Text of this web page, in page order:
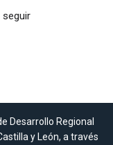
seguir
Desarrollo Regional
y León, a través